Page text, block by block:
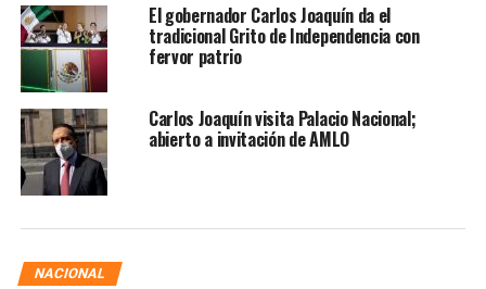
El gobernador Carlos Joaquín da el
tradicional Grito de Independencia con
fervor patrio
Carlos Joaquín visita Palacio Nacional;
abierto a invitación de AMLO
NACIONAL